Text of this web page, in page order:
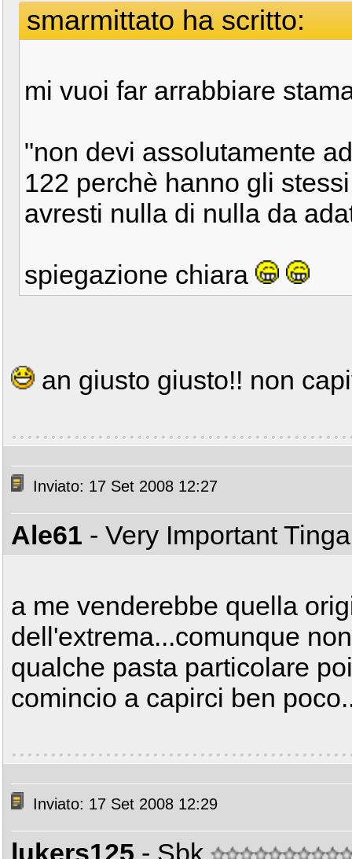
smarmittato ha scritto:
mi vuoi far arrabbiare
"non devi assolutamente
122 perchè hanno gli
avresti nulla di nulla da
spiegazione chiara
an giusto giusto!! non
Inviato: 17 Set 2008 12:27
Ale61 - Very Important
a me venderebbe quella
dell'extrema...comunque
qualche pasta particolare
comincio a capirci ben
Inviato: 17 Set 2008 12:29
lukers125 - Sbk